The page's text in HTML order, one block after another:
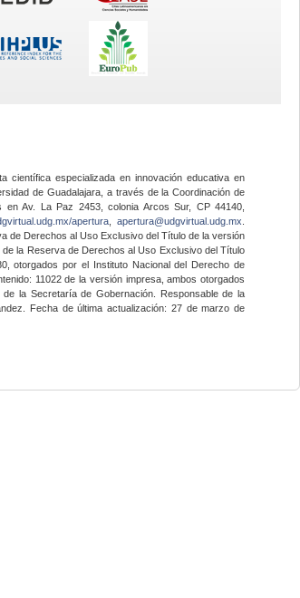
especializada en innovación educativa en
de Guadalajara, a través de la Coordinación de
Av. La Paz 2453, colonia Arcos Sur, CP 44140,
apertura apertura@udgvirtual.udg.mx
de Derechos al Uso Exclusivo del Título de la versión
la Reserva de Derechos al Uso Exclusivo del Título
otorgados por el Instituto Nacional del Derecho de
11022 de la versión impresa, ambos otorgados
la Secretaría de Gobernación. Responsable de la
Fecha de última actualización: 27 de marzo de